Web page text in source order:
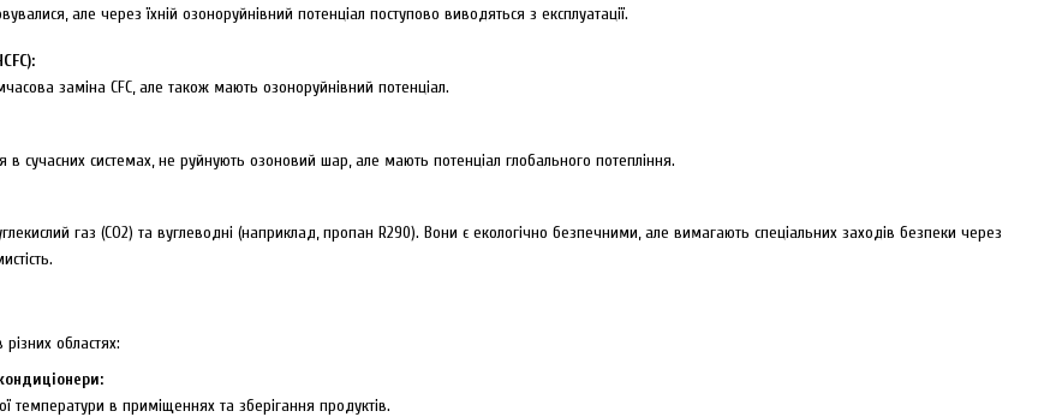
але через їхній озоноруйнівний потенціал поступово виводяться з експлуатації.
заміна CFC, але також мають озоноруйнівний потенціал.
в сучасних системах, не руйнують озоновий шар, але мають потенціал глобального потепління.
газ (CO2) та вуглеводні (наприклад, пропан R290). Вони є екологічно безпечними, але вимагають спеціальних заходів безпеки через
областях:
температури в приміщеннях та зберігання продуктів.